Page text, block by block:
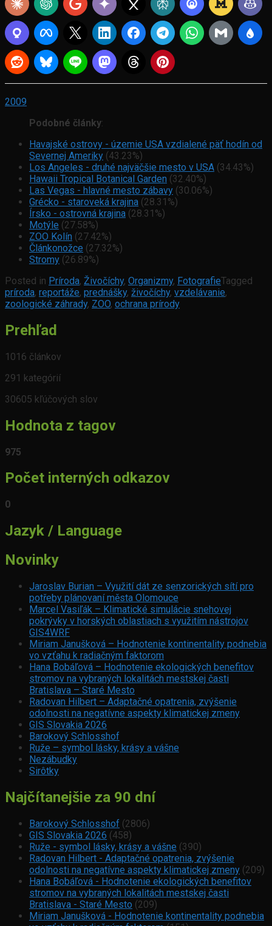
2009
Podobné články:
Havajské ostrovy - územie USA vzdialené päť hodín od
Severnej Ameriky (43.23%)
Los Angeles - druhé najväčšie mesto v USA (34.43%)
Hawaii Tropical Botanical Garden (32.40%)
Las Vegas - hlavné mesto zábavy (30.06%)
Grécko - staroveká krajina (28.31%)
Írsko - ostrovná krajina (28.31%)
Motýle (27.58%)
ZOO Kolín (27.42%)
Článkonožce (27.32%)
Stromy (26.89%)
Posted in Príroda, Živočíchy, Organizmy, FotografieTagged
príroda, reportáže, prednášky, živočíchy, vzdelávanie,
zoologické záhrady, ZOO, ochrana prírody
Prehľad
1016 článkov
291 kategórií
30605 kľúčových slov
Hodnota z tagov
975
Počet interných odkazov
0
Jazyk / Language
Novinky
Jaroslav Burian – Využití dát ze senzorických sítí pro
potřeby plánovaní města Olomouce
Marcel Vasiľák – Klimatické simulácie snehovej
pokrývky v horských oblastiach s využitím nástrojov
GIS4WRF
Miriam Janušková – Hodnotenie kontinentality podnebia
vo vzťahu k radiačným faktorom
Hana Bobáľová – Hodnotenie ekologických benefitov
stromov na vybraných lokalitách mestskej časti
Bratislava – Staré Mesto
Radovan Hilbert – Adaptačné opatrenia, zvýšenie
odolnosti na negatívne aspekty klimatickej zmeny
GIS Slovakia 2026
Barokový Schlosshof
Ruže – symbol lásky, krásy a vášne
Nezábudky
Sirôtky
Najčítanejšie za 90 dní
Barokový Schlosshof (2806)
GIS Slovakia 2026 (458)
Ruže - symbol lásky, krásy a vášne (390)
Radovan Hilbert - Adaptačné opatrenia, zvýšenie
odolnosti na negatívne aspekty klimatickej zmeny (209)
Hana Bobáľová - Hodnotenie ekologických benefitov
stromov na vybraných lokalitách mestskej časti
Bratislava - Staré Mesto (209)
Miriam Janušková - Hodnotenie kontinentality podnebia